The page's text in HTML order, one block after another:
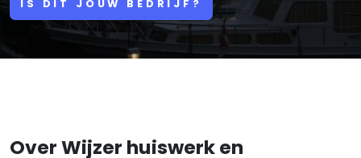
IS DIT JOUW BEDRIJF?
Over Wijzer huiswerk en